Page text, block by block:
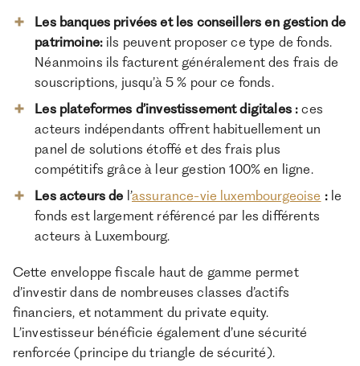
Les banques privées et les conseillers en gestion de
patrimoine: ils peuvent proposer ce type de fonds.
Néanmoins ils facturent généralement des frais de
souscriptions, jusqu’à 5 % pour ce fonds.
Les plateformes d’investissement digitales :ces
acteurs indépendants offrent habituellement un
panel de solutions étoffé et des frais plus
compétitifs grâce à leur gestion 100% en ligne.
Les acteurs de l’assurance-vie luxembourgeoise : le
fonds est largement référencé par les différents
acteurs à Luxembourg.
Cette enveloppe fiscale haut de gamme permet
d’investir dans de nombreuses classes d’actifs
financiers, et notamment du private equity.
L’investisseur bénéficie également d’une sécurité
renforcée (principe du triangle de sécurité).